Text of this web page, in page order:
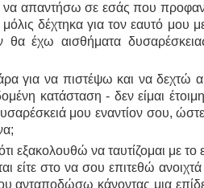
να απαντήσω σε εσάς που
δέχτηκα για τον εαυτό μου
θα έχω αισθήματα
για να πιστέψω και να δεχτώ
κατάσταση - δεν είμαι
μου εναντίον σου,
εξακολουθώ να ταυτίζομαι με το
είτε στο να σου επιτεθώ ανοιχτά
ανταποδώσω κάνοντας μια